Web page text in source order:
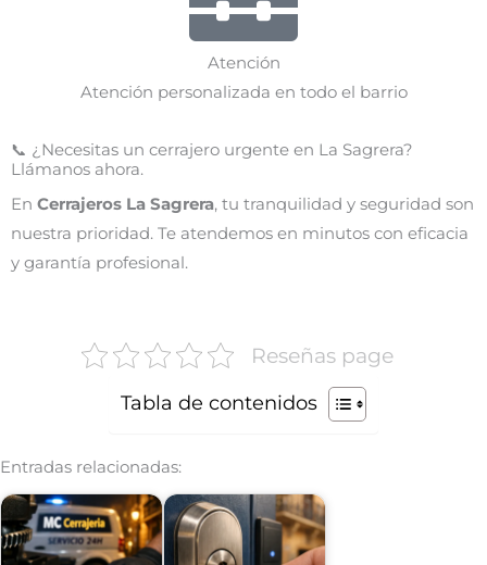
Atención
Atención personalizada en todo el barrio
📞 ¿Necesitas un cerrajero urgente en La Sagrera?
Llámanos ahora.
En Cerrajeros La Sagrera, tu tranquilidad y seguridad son
nuestra prioridad. Te atendemos en minutos con eficacia
y garantía profesional.
Reseñas page
Tabla de contenidos
Entradas relacionadas: